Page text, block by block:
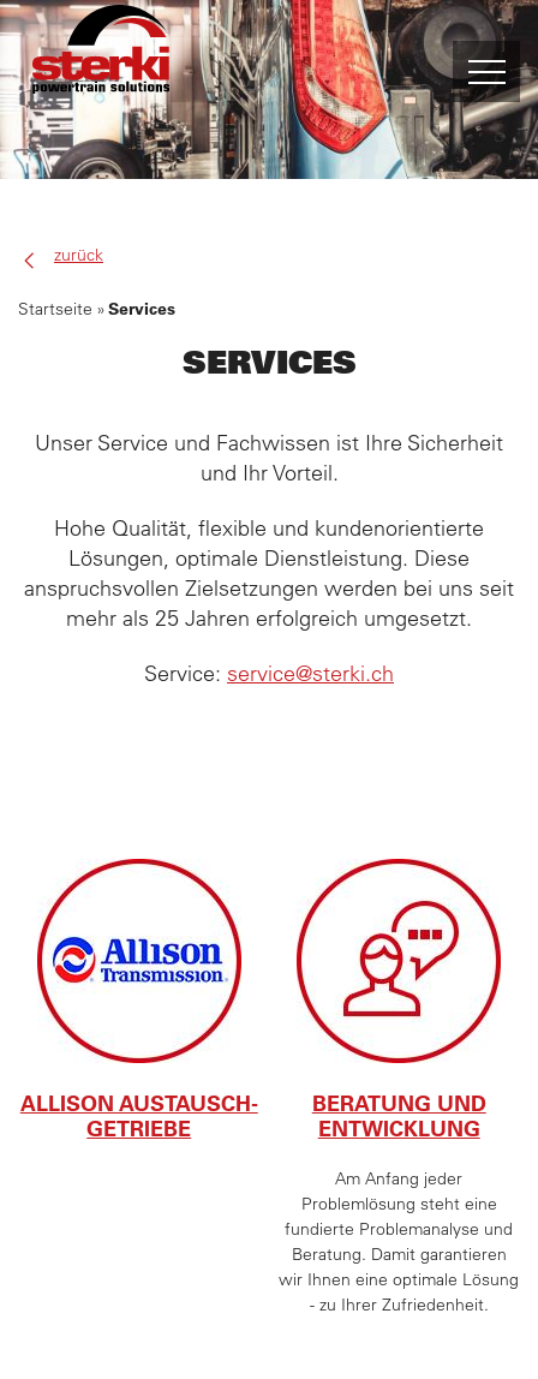
EIGENENTWICKLUNGEN
SERVICES
ALLISON AUSTAUSCH-GETRIEBE
BERATUNG UND ENTWICKLUNG
ERSATZTEILE
REPARATURSERVICE
ÜBER UNS
Deutsch
zurück
Startseite Services
SERVICES
Unser Service und Fachwissen ist Ihre Sicherheit
und Ihr Vorteil.
Hohe Qualität, flexible und kundenorientierte
Lösungen, optimale Dienstleistung. Diese
anspruchsvollen Zielsetzungen werden bei uns seit
mehr als 25 Jahren erfolgreich umgesetzt.
Service: service@sterki.ch
ALLISON AUSTAUSCH-
GETRIEBE
BERATUNG UND
ENTWICKLUNG
Am Anfang jeder
Problemlösung steht eine
fundierte Problemanalyse und
Beratung. Damit garantieren
wir Ihnen eine optimale Lösung
- zu Ihrer Zufriedenheit.